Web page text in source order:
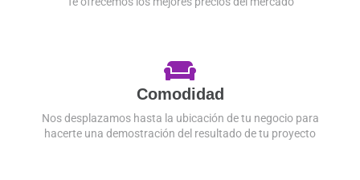
Comodidad
Nos desplazamos hasta la ubicación de tu negocio para
hacerte una demostración del resultado de tu proyecto